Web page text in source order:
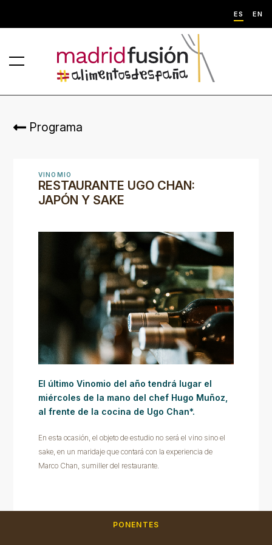
ES EN
Programa
VINOMIO
RESTAURANTE UGO CHAN:
JAPÓN Y SAKE
El último Vinomio del año tendrá lugar el
miércoles de la mano del chef Hugo Muñoz,
al frente de la cocina de Ugo Chan*.
En esta ocasión, el objeto de estudio no será el vino sino el
sake, en un maridaje que contará con la experiencia de
Marco Chan, sumiller del restaurante.
PONENTES